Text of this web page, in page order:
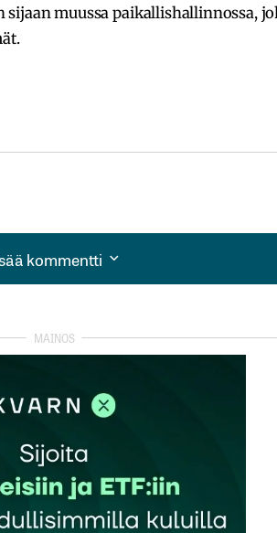
sijaan muussa paikallishallinnossa,
kommentti
kommentti
kentät on merkitty